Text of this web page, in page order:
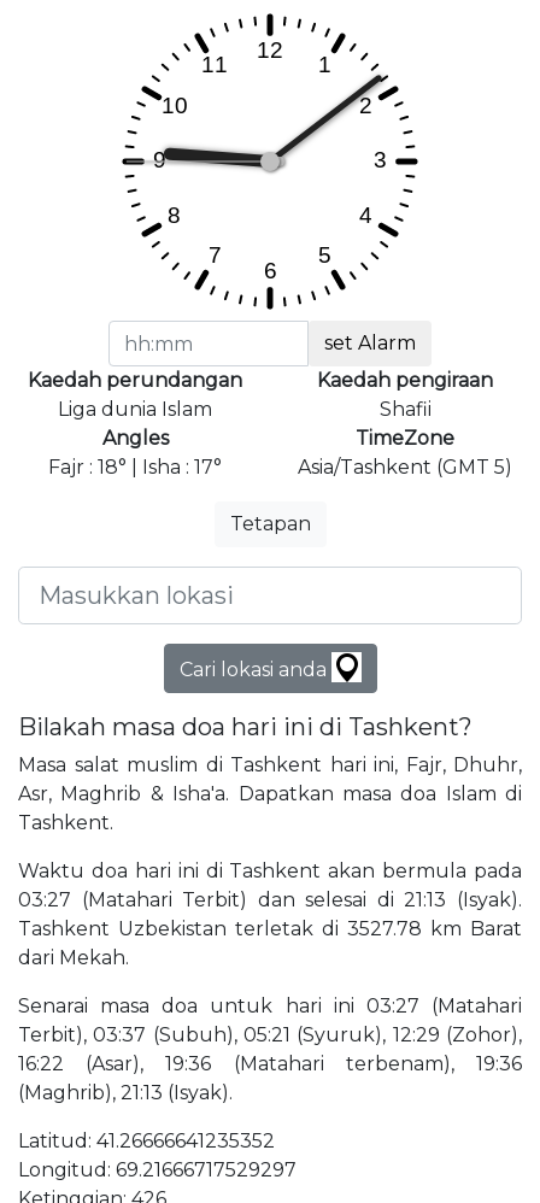
set Alarm
Kaedah perundangan
Liga dunia Islam
Kaedah pengiraan
Shafii
Angles
Fajr : 18° | Isha : 17°
TimeZone
Asia/Tashkent (GMT 5)
Tetapan
Cari lokasi anda
Bilakah masa doa hari ini di Tashkent?
Masa salat muslim di Tashkent hari ini, Fajr, Dhuhr,
Asr, Maghrib & Isha'a. Dapatkan masa doa Islam di
Tashkent.
Waktu doa hari ini di Tashkent akan bermula pada
03:27 (Matahari Terbit) dan selesai di 21:13 (Isyak).
Tashkent Uzbekistan terletak di 3527.78 km Barat
dari Mekah.
Senarai masa doa untuk hari ini 03:27 (Matahari
Terbit), 03:37 (Subuh), 05:21 (Syuruk), 12:29 (Zohor),
16:22 (Asar), 19:36 (Matahari terbenam), 19:36
(Maghrib), 21:13 (Isyak).
Latitud: 41.26666641235352
Longitud: 69.21666717529297